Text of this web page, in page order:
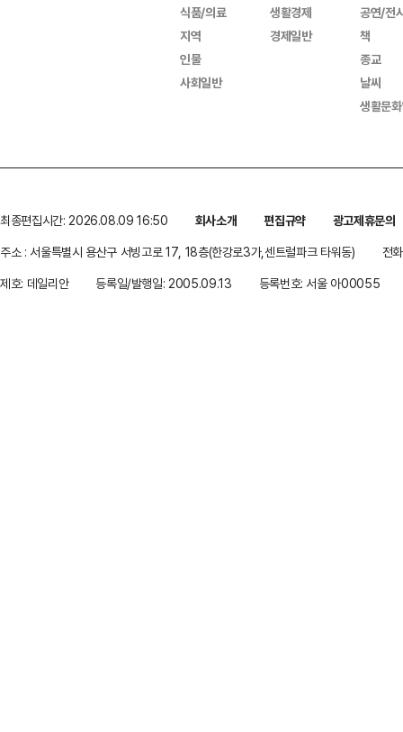
식품/의료
지역
인물
사회일반
생활경제
경제일반
공연/전
책
종교
날씨
생활문
최종편집시간: 2026.08.09 16:50 회사소개 편집규약
광고제휴문의
주소 : 서울특별시 용산구 서빙고로 17, 18층(한강로3가,센트럴파크 타워동)
전
제호: 데일리안
등록일/발행일: 2005.09.13 등록번호: 서울 아00055